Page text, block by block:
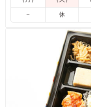
お弁当でてんぷらを
衣がべちゃべちゃに
わけでもなく、美味
っかりとした味付け
ご利用シーン： ロケ・
奈良県御所市西町2022/
－ 休